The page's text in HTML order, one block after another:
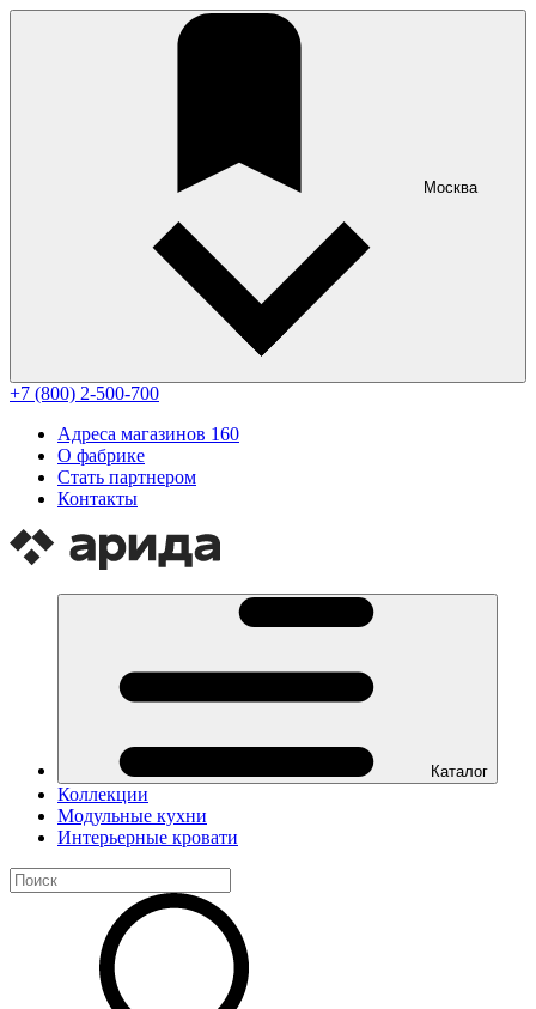
Москва
+7 (800) 2-500-700
Адреса магазинов 160
О фабрике
Стать партнером
Контакты
Каталог
Коллекции
Модульные кухни
Интерьерные кровати